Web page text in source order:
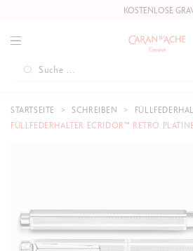
KOSTENLOSE GRAVUR
STARTSEITE SCHREIBEN
FÜLLFEDERHALTER ECRIDOR™ RETRO